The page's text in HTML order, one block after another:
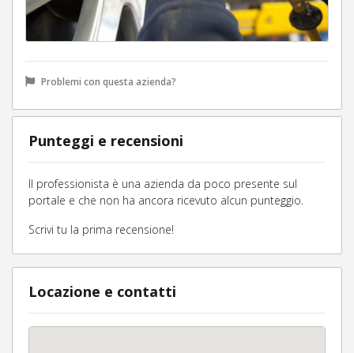
Problemi con questa azienda?
Punteggi e recensioni
Il professionista è una azienda da poco presente sul
portale e che non ha ancora ricevuto alcun punteggio.
Scrivi tu la prima recensione!
Locazione e contatti